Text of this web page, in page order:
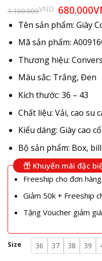
5.0trên 5
dựa trên
121
đánh giá
1.100.000VND Giá
gốc
là:
680.000
Tên sản phẩm: Giày
Mã sản phẩm:
Thương hiệu:
Màu sắc: Trắng, Đen
Kích thước: 36 – 43
Chất liệu: Vải, cao su
Kiểu dáng: Giày cao
Bộ sản phẩm: Box,
Khuyến mãi đặc
Freeship cho đơn
Giảm 50k + Freeship
Tặng Voucher giảm
Size 36 37 38 39